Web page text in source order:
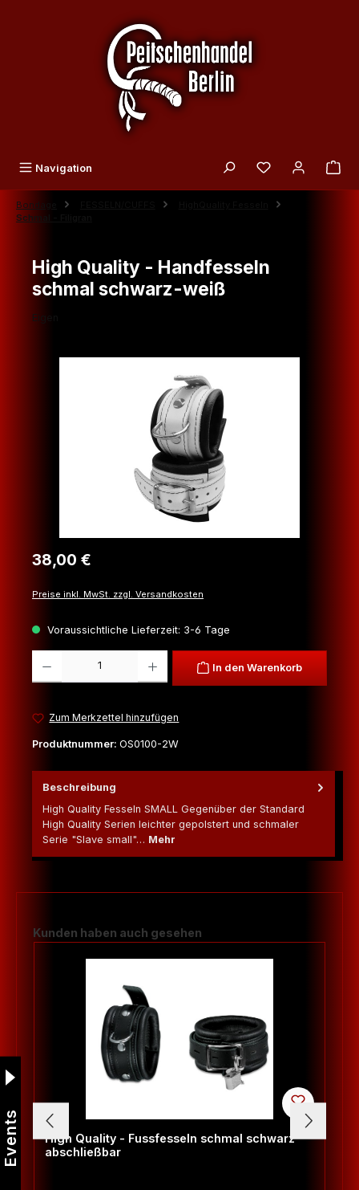
Navigation Du hast 0
Bondage
Schmal - Filigran
High Quality - Handfesseln
schmal schwarz-weiß
Eigen
Regulärer Preis:
38,00 €
Preise inkl. MwSt. zzgl. Versandkosten
Voraussichtliche Lieferzeit: 3-6 Tage
In den Warenkorb
Zum Merkzettel hinzufügen
Produktnummer: OS0100-2W
Beschreibung
High Quality Fesseln SMALL Gegenüber der Standard
High Quality Serien leichter gepolstert und schmaler
Serie "Slave small"… Mehr
Produktgalerie überspringen
Kunden haben auch gesehen
High Quality - Fussfesseln schmal schwarz
abschließbar
Events